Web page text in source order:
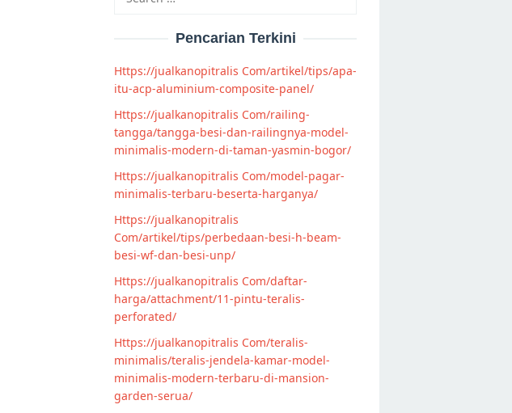
for:
Pencarian Terkini
Https://jualkanopitralis Com/artikel/tips/apa-
itu-acp-aluminium-composite-panel/
Https://jualkanopitralis Com/railing-
tangga/tangga-besi-dan-railingnya-model-
minimalis-modern-di-taman-yasmin-bogor/
Https://jualkanopitralis Com/model-pagar-
minimalis-terbaru-beserta-harganya/
Https://jualkanopitralis
Com/artikel/tips/perbedaan-besi-h-beam-
besi-wf-dan-besi-unp/
Https://jualkanopitralis Com/daftar-
harga/attachment/11-pintu-teralis-
perforated/
Https://jualkanopitralis Com/teralis-
minimalis/teralis-jendela-kamar-model-
minimalis-modern-terbaru-di-mansion-
garden-serua/